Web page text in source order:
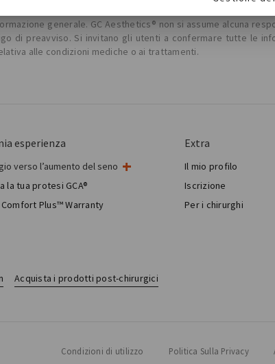
la diagnosi o il trattamento da parte di un
generale. GC Aesthetics® non si assume alcuna
di preavviso. Si invitano gli utenti a confermare tutte le
alle condizioni mediche o ai trattamenti.
esperienza
verso l’aumento del seno
mio intervento al seno
mammaria estetica
Breast Reconstruction™
la tua protesi GCA®
Comfort Plus™ Warranty
Extra
Il mio profilo
Iscrizione
Per i chirurghi
Acquista i prodotti post-chirurgici
Condizioni di utilizzo Politica Sulla Privacy